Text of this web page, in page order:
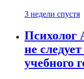
3 недели спустя
Психолог
не
учебного